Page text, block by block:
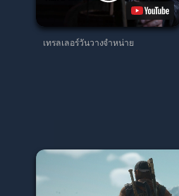
เทรลเลอร์วันวางจำหน่าย